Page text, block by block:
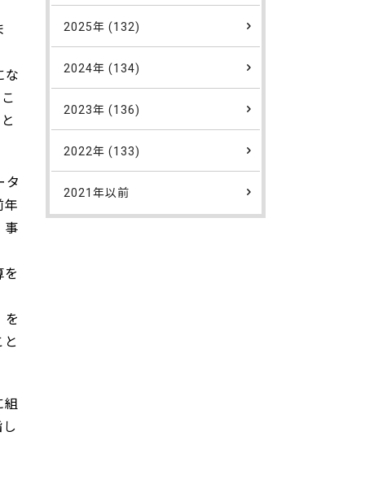
な
タ
年
事
を
組
2025年 (132)
2024年 (134)
2023年 (136)
2022年 (133)
2021年以前